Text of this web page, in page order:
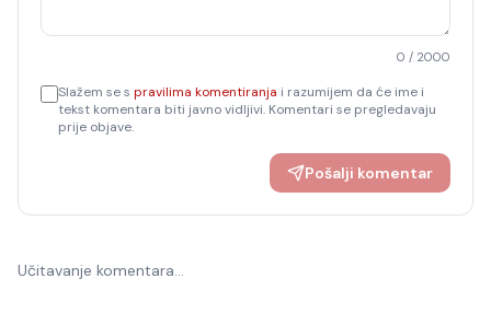
0 / 2000
Slažem se s pravilima komentiranja i razumijem da će ime i
tekst komentara biti javno vidljivi. Komentari se pregledavaju
prije objave.
Pošalji komentar
Učitavanje komentara…